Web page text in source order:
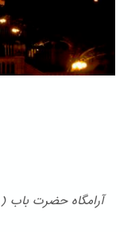
آرامگاه حضرت باب (